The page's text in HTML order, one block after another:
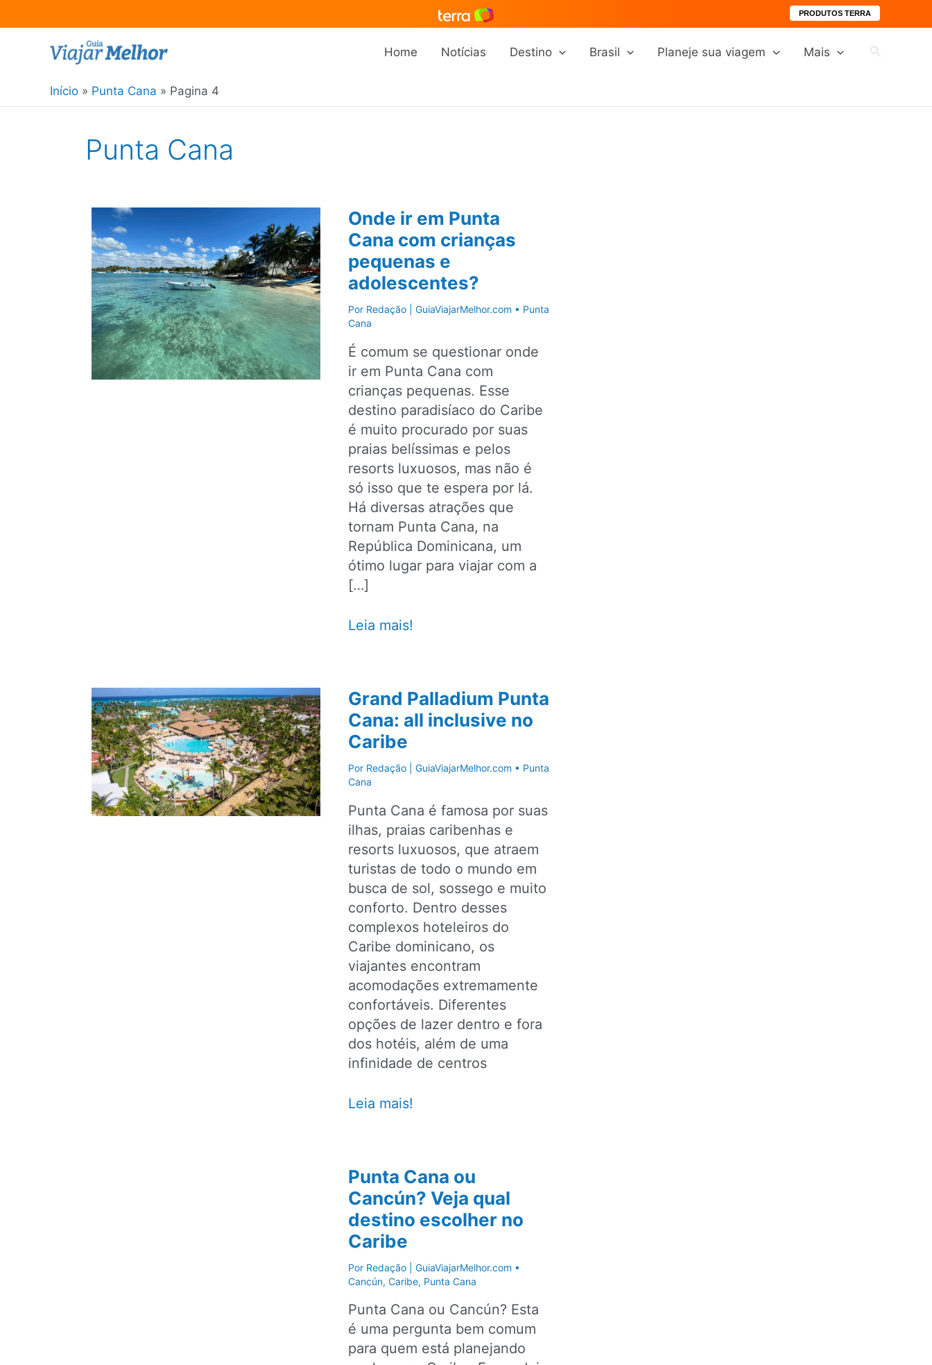
PRODUTOS TERRA
conteúdo
Home Notícias Destino Brasil Planeje sua viagem Mais Pesquisar
Início Punta Cana Pagina 4
Punta Cana
Onde ir em Punta
Cana com crianças
pequenas e
adolescentes?
Por Redação | GuiaViajarMelhor.com • Punta
Cana
É comum se questionar onde
ir em Punta Cana com
crianças pequenas. Esse
destino paradisíaco do Caribe
é muito procurado por suas
praias belíssimas e pelos
resorts luxuosos, mas não é
só isso que te espera por lá.
Há diversas atrações que
tornam Punta Cana, na
República Dominicana, um
ótimo lugar para viajar com a
[…]
Onde
Cana
com
crianças
pequenas
e
Leia mais!
Grand Palladium Punta
Cana: all inclusive no
Caribe
Por Redação | GuiaViajarMelhor.com • Punta
Cana
Punta Cana é famosa por suas
ilhas, praias caribenhas e
resorts luxuosos, que atraem
turistas de todo o mundo em
busca de sol, sossego e muito
conforto. Dentro desses
complexos hoteleiros do
Caribe dominicano, os
viajantes encontram
acomodações extremamente
confortáveis. Diferentes
opções de lazer dentro e fora
dos hotéis, além de uma
infinidade de centros
Grand
all
inclusive
no
Caribe
Leia mais!
Punta Cana ou
Cancún? Veja qual
destino escolher no
Caribe
Por Redação | GuiaViajarMelhor.com •
Cancún, Caribe, Punta Cana
Punta Cana ou Cancún? Esta
é uma pergunta bem comum
para quem está planejando